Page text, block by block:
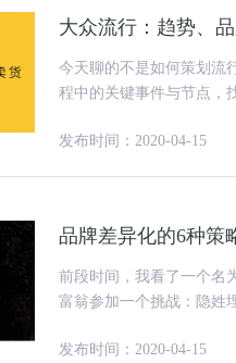
大众流行：趋势、
今天聊的不是如何策划流
程中的关键事件与节点，
发布时间：2020-04-15
品牌差异化的6种策
前段时间，我看了一个名
富翁参加一个挑战：隐姓
发布时间：2020-04-15